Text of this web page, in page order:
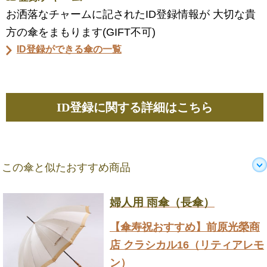
お洒落なチャームに記されたID登録情報が 大切な貴
方の傘をまもります(GIFT不可)
ID登録ができる傘の一覧
ID登録に関する詳細はこちら
この傘と似たおすすめ商品
婦人用 雨傘（長傘）
【傘寿祝おすすめ】前原光榮商
店 クラシカル16（リティアレモ
ン）